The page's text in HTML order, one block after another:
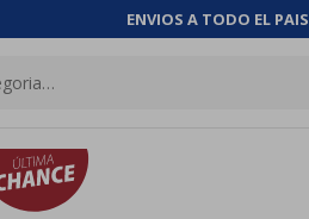
ENVIOS A TODO EL PAIS